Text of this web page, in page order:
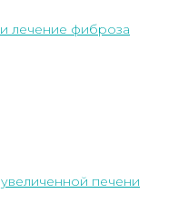
лечение фиброза
печени